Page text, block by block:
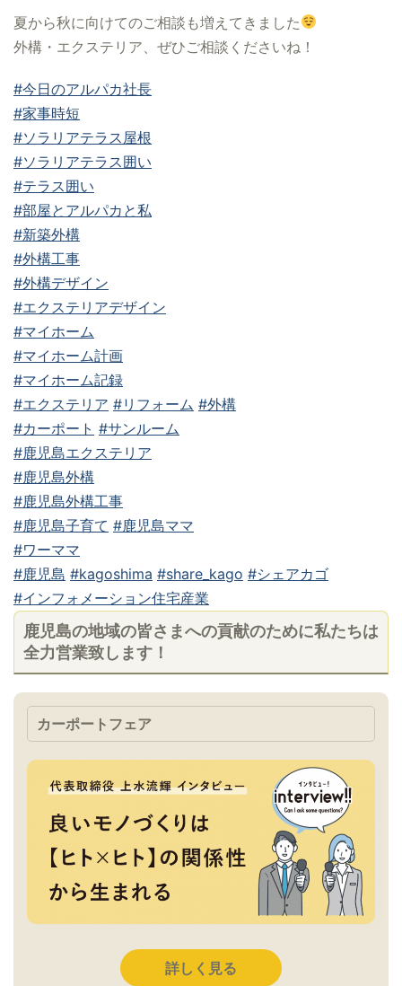
夏から秋に向けてのご相談も増えてきました
外構・エクステリア、ぜひご相談くださいね！
#今日のアルパカ社長
#家事時短
#ソラリアテラス屋根
#ソラリアテラス囲い
#テラス囲い
#部屋とアルパカと私
#新築外構
#外構工事
#外構デザイン
#エクステリアデザイン
#マイホーム
#マイホーム計画
#マイホーム記録
#エクステリア #リフォーム #外構
#カーポート #サンルーム
#鹿児島エクステリア
#鹿児島外構
#鹿児島外構工事
#鹿児島子育て #鹿児島ママ
#ワーママ
#鹿児島 #kagoshima #share_kago #シェアカゴ
#インフォメーション住宅産業
鹿児島の地域の皆さまへの貢献のために私たちは
全力営業致します！
カーポートフェア
詳しく見る